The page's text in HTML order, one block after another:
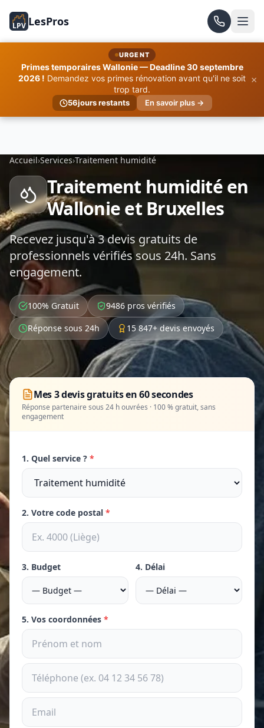
LPV LesPros
URGENT
Primes temporaires Wallonie — Deadline 30 septembre
2026 ! Demandez vos primes rénovation avant qu'il ne soit
trop tard.
56jours restants En savoir plus →
×
Accueil›Services›Traitement humidité
Traitement humidité en
Wallonie et Bruxelles
Recevez jusqu'à 3 devis gratuits de
professionnels vérifiés sous 24h. Sans
engagement.
100% Gratuit
9486 pros vérifiés
Réponse sous 24h
15 847+ devis envoyés
Mes 3 devis gratuits en 60 secondes
Réponse partenaire sous 24 h ouvrées · 100 % gratuit, sans
engagement
1. Quel service ? *
2. Votre code postal *
3. Budget 4. Délai
5. Vos coordonnées *